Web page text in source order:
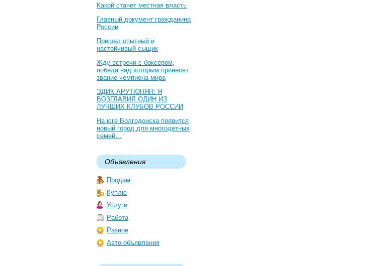
Какой станет местная власть
Главный документ гражданина
России
Пришел опытный и
настойчивый сыщик
Жду встречи с боксером,
победа над которым принесет
звание чемпиона мира
ЭДИК АРУТЮНЯН: Я
ВОЗГЛАВИЛ ОДИН ИЗ
ЛУЧШИХ КЛУБОВ РОССИИ
На юге Волгодонска появится
новый город для многодетных
семей…
Объявления
Продам
Куплю
Услуги
Работа
Разное
Авто-объявления